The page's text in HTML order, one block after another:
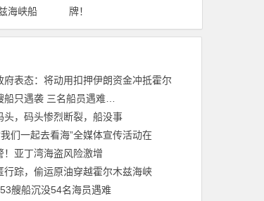
海峡船
牌！
府表态：将动用扣押伊朗资金冲抵霍尔
船只遇袭 三名船员遇难…
头，码头惨烈断裂，船没事
们一起去看海”全媒体宣传活动在
！亚丁湾海盗风险激增
行踪，偷运原油穿越霍尔木兹海峡
艘船沉没54名海员遇难